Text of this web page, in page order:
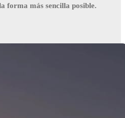
forma más sencilla posible.